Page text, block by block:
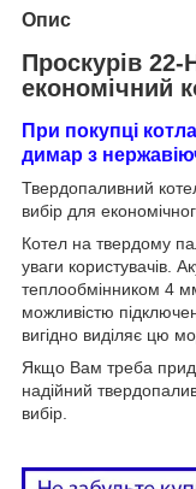
Опис
Проскурів
економічний
При покупці
димар з
Твердопаливний
вибір для
Котел на твердому
уваги користувачів.
теплообмінником 4
можливістю
вигідно виділяє цю
Якщо Вам треба
надійний
вибір.